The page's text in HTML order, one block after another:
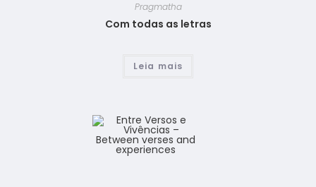
Pragmatha
Com todas as letras
Leia mais